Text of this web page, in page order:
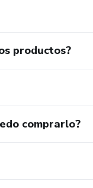
productos?
comprarlo?